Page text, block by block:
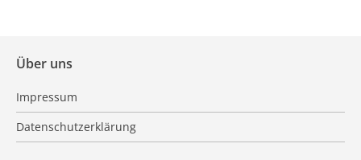
Über uns
Impressum
Datenschutzerklärung